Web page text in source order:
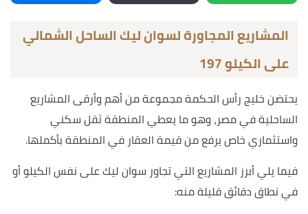
المشاريع المجاورة لسوان ليك الساحل الشمالي
على الكيلو 197
يحتضن خليج رأس الحكمة مجموعة من أهم وأرقى المشاريع
الساحلية في مصر، وهو ما يعطي المنطقة ثقل سكني
واستثماري خاص يرفع من قيمة العقار في المنطقة بأكملها.
فيما يلي أبرز المشاريع التي تجاور سوان ليك على نفس الكيلو أو
في نطاق دقائق قليلة منه: